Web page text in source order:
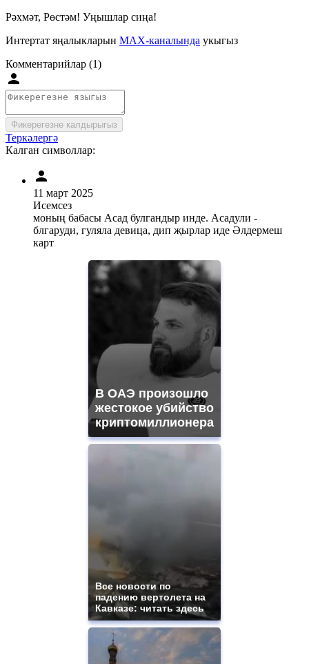
Рәхмәт, Рөстәм! Уңышлар сиңа!
Интертат яңалыкларын MAX-каналында укыгыз
Комментарийлар (1)
Фикерегезне калдырыгыз
Теркәлергә
Калган символлар:
11 март 2025
Исемсез
моның бабасы Асад булгандыр инде. Асадули -
блгаруди, гуляла девица, дип җырлар иде Әлдермеш
карт
В ОАЭ произошло
жестокое убийство
криптомиллионера
Все новости по
падению вертолета на
Кавказе: читать здесь